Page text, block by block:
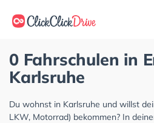
0 Fahrschulen in
Karlsruhe
Du wohnst in Karlsruhe und willst
LKW, Motorrad) bekommen? In